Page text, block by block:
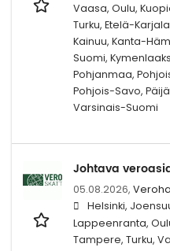
Vaasa, Oulu,
Turku, Etelä-
Kainuu, Kanta-
Suomi,
Pohjanmaa,
Pohjois-Savo,
Varsinais-Suomi
Johtava
05.08.2026,
Helsinki,
Lappeenranta,
Tampere, Turku,